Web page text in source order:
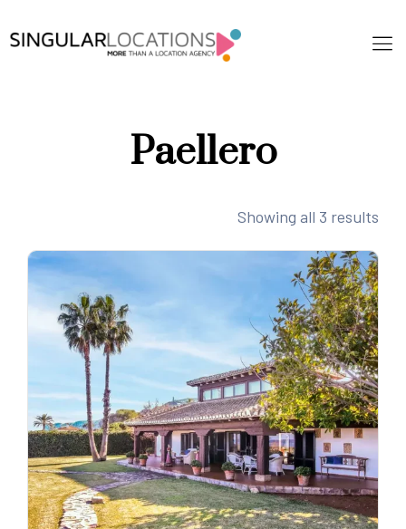
Paellero
Showing all 3 results